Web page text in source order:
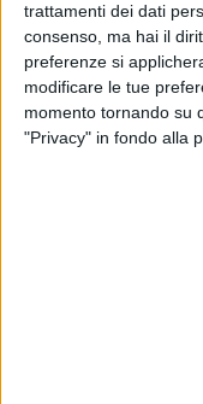
trattamenti dei dati
consenso, ma hai il
preferenze si
modificare le tue
momento tornando su
"Privacy" in fondo alla
Campogiovani, corsi
BARLETTA -
Incidente
città di